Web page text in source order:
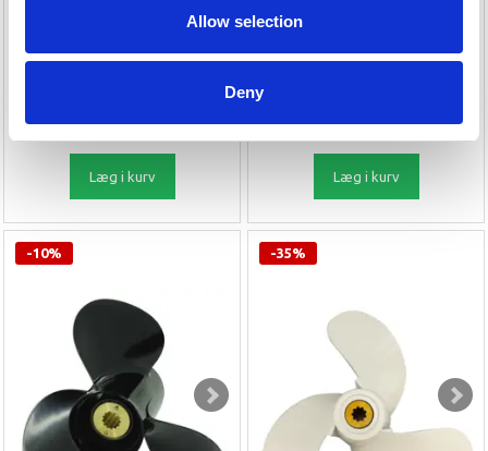
Allow selection
Deny
566,10 DKK
Læg i kurv
377,10 DKK
Læg i kurv
-10% -35%